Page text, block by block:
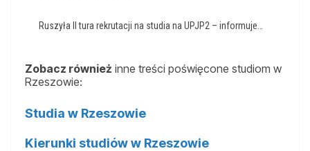
Ruszyła II tura rekrutacji na studia na UPJP2 – informuje…
Zobacz również inne treści poświęcone studiom w
Rzeszowie:
Studia w Rzeszowie
Kierunki studiów w Rzeszowie